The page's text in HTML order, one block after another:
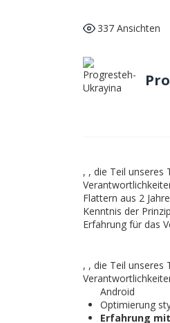
337 Ansichten
, , die Teil unseres
Flattern aus 2
Kenntnis der
Erfahrung für das
, , die Teil unseres
Android
Optimierung
Erfahrung